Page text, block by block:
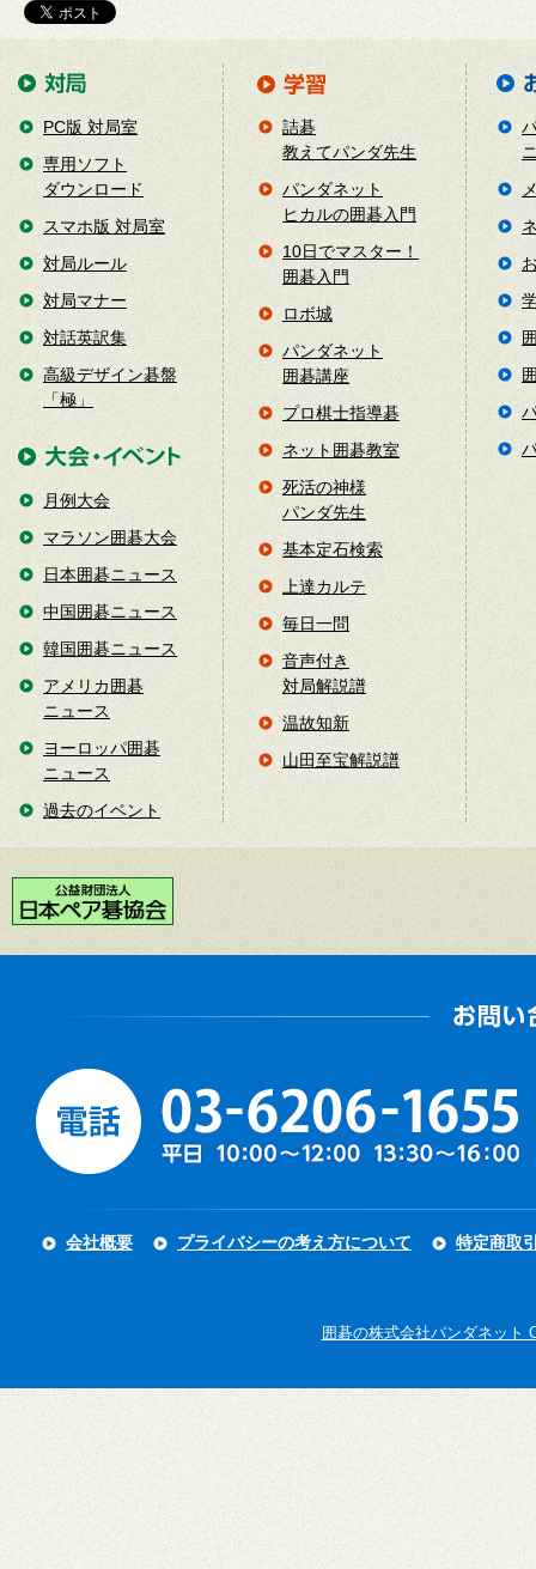
PC版 対局室
専用ソフト
ダウンロード
スマホ版 対局室
対局ルール
対局マナー
対話英訳集
高級デザイン碁盤
「極」
月例大会
マラソン囲碁大会
日本囲碁ニュース
中国囲碁ニュース
韓国囲碁ニュース
アメリカ囲碁
ニュース
ヨーロッパ囲碁
ニュース
過去のイベント
詰碁
教えてパンダ先生
パンダネット
ヒカルの囲碁入門
10日でマスター！
囲碁入門
ロボ城
パンダネット
囲碁講座
プロ棋士指導碁
ネット囲碁教室
死活の神様
パンダ先生
基本定石検索
上達カルテ
毎日一問
音声付き
対局解説譜
温故知新
山田至宝解説譜
会社概要 プライバシーの考え方について 特定商取
囲碁の株式会社パンダネット